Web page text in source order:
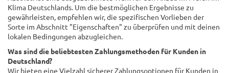
Klima Deutschlands. Um die bestmöglichen Ergebnisse zu
gewährleisten, empfehlen wir, die spezifischen Vorlieben der
Sorte im Abschnitt "Eigenschaften" zu überprüfen und mit deinen
lokalen Bedingungen abzugleichen.
Was sind die beliebtesten Zahlungsmethoden für Kunden in
Deutschland?
Wir bieten eine Vielzahl sicherer Zahlungsoptionen für Kunden in